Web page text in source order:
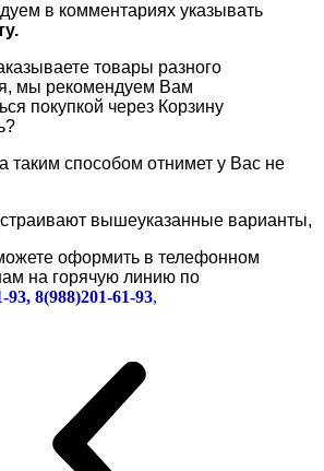
в комментариях указывать
товары разного
мы рекомендуем Вам
покупкой через Корзину
таким способом отнимет у Вас не
вышеуказанные варианты,
оформить в телефонном
на горячую линию по
93, 8(988)201-61-93,